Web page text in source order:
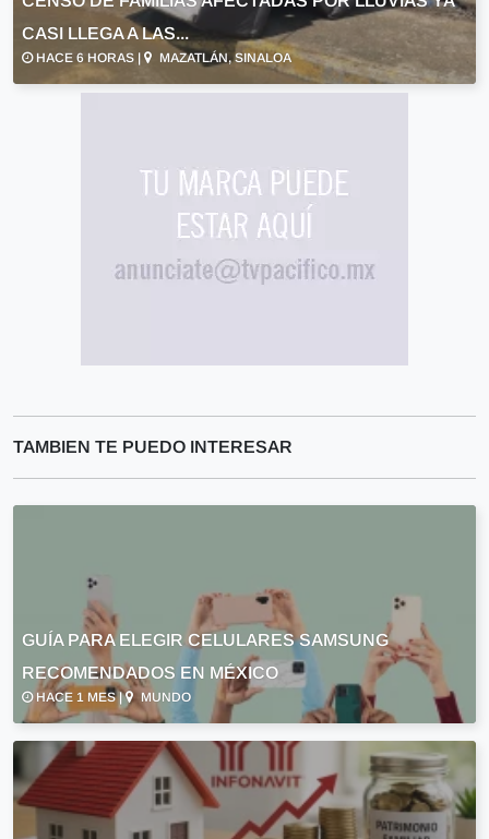
CASI LLEGA A LAS...
HACE 6 HORAS | MAZATLÁN, SINALOA
TAMBIEN TE PUEDO INTERESAR
GUÍA PARA ELEGIR CELULARES SAMSUNG
RECOMENDADOS EN MÉXICO
HACE 1 MES | MUNDO